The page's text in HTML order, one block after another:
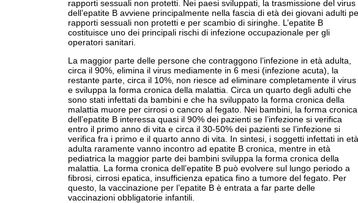
rapporti sessuali non protetti. Nei paesi sviluppati, la trasmissione del virus
dell’epatite B avviene principalmente nella fascia di età dei giovani adulti
rapporti sessuali non protetti e per scambio di siringhe. L’epatite B
costituisce uno dei principali rischi di infezione occupazionale per gli
operatori sanitari.
La maggior parte delle persone che contraggono l’infezione in età adulta,
circa il 90%, elimina il virus mediamente in 6 mesi (infezione acuta), la
restante parte, circa il 10%, non riesce ad eliminare completamente il virus
e sviluppa la forma cronica della malattia. Circa un quarto degli adulti che
sono stati infettati da bambini e che ha sviluppato la forma cronica della
malattia muore per cirrosi o cancro al fegato. Nei bambini, la forma cronica
dell’epatite B interessa quasi il 90% dei pazienti se l’infezione si verifica
entro il primo anno di vita e circa il 30-50% dei pazienti se l’infezione si
verifica fra i primo e il quarto anno di vita. In sintesi, i soggetti infettati in età
adulta raramente vanno incontro ad epatite B cronica, mentre in età
pediatrica la maggior parte dei bambini sviluppa la forma cronica della
malattia. La forma cronica dell’epatite B può evolvere sul lungo periodo a
fibrosi, cirrosi epatica, insufficienza epatica fino a tumore del fegato. Per
questo, la vaccinazione per l’epatite B è entrata a far parte delle
vaccinazioni obbligatorie infantili.